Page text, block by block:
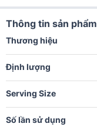
Thông tin sản phẩm
Thương hiệu
Định lượng
Serving Size
Số lần sử dụng